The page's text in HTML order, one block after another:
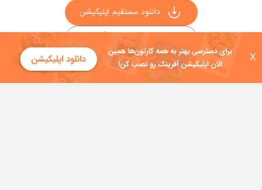
X
دانلود مستقیم اپلیکیشن
سایر راه‌های دانلود آفرینک